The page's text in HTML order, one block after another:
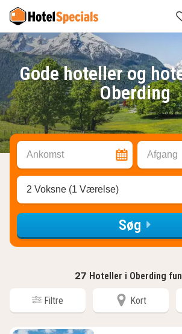
Gode hoteller og
Oberding
Ankomst Afgang
2 Voksne (1 Værelse)
Søg
27 Hoteller i Oberding
Filtre Kort